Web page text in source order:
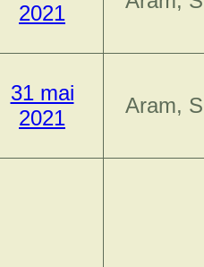
2021
31 mai
2021
Aram,